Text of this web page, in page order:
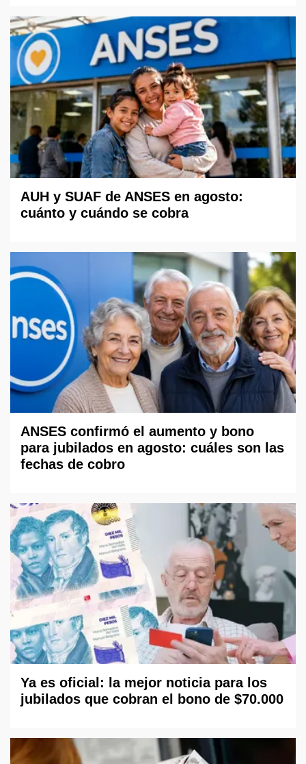
AUH y SUAF de ANSES en agosto:
cuánto y cuándo se cobra
ANSES confirmó el aumento y bono
para jubilados en agosto: cuáles son las
fechas de cobro
Ya es oficial: la mejor noticia para los
jubilados que cobran el bono de $70.000